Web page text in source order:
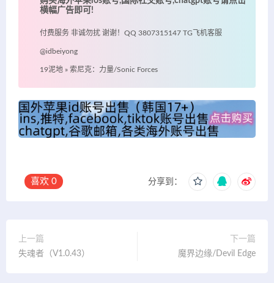
横幅广告即可!
付费服务 非诚勿扰 谢谢！QQ 3807315147 TG飞机客服
@idbeiyong
19泥地 » 索尼克：力量/Sonic Forces
喜欢 0 分享到：
上一篇
失魂者（V1.0.43）
下一篇
魔界边缘/Devil Edge